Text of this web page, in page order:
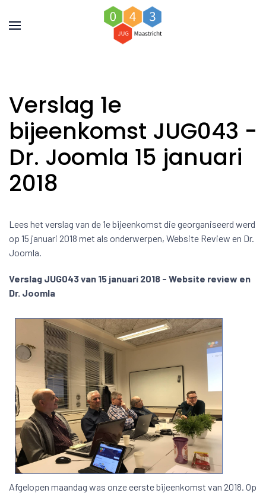
Verslag 1e
bijeenkomst JUG043 -
Dr. Joomla 15 januari
2018
Lees het verslag van de 1e bijeenkomst die georganiseerd werd
op 15 januari 2018 met als onderwerpen, Website Review en Dr.
Joomla.
Verslag JUG043 van 15 januari 2018 - Website review en
Dr. Joomla
Afgelopen maandag was onze eerste bijeenkomst van 2018. Op